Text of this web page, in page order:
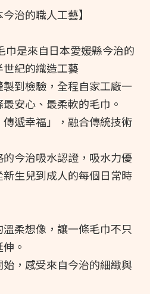
治的職人工藝】
巾是來自日本愛媛縣今治的
紀的織造工藝
到檢驗，全程自家工廠一
安心、最柔軟的毛巾。
遞幸福」，融合傳統技術
今治吸水認證，吸水力優
生兒到成人的每個日常時
柔想像，讓一條毛巾不只
。
，感受來自今治的細緻與